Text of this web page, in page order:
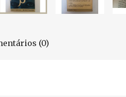
(0)